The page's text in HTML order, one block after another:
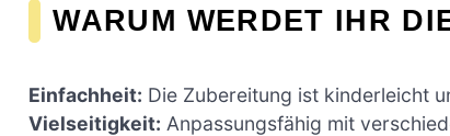
WARUM WERDET IHR
Einfachheit: Die Zubereitung ist kinderleicht
Vielseitigkeit: Anpassungsfähig mit